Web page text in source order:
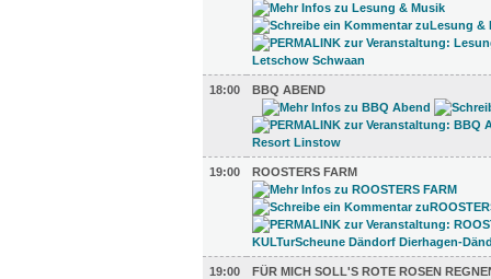
18:00 BBQ ABEND
19:00 ROOSTERS FARM
19:00 FÜR MICH SOLL'S ROTE ROSEN